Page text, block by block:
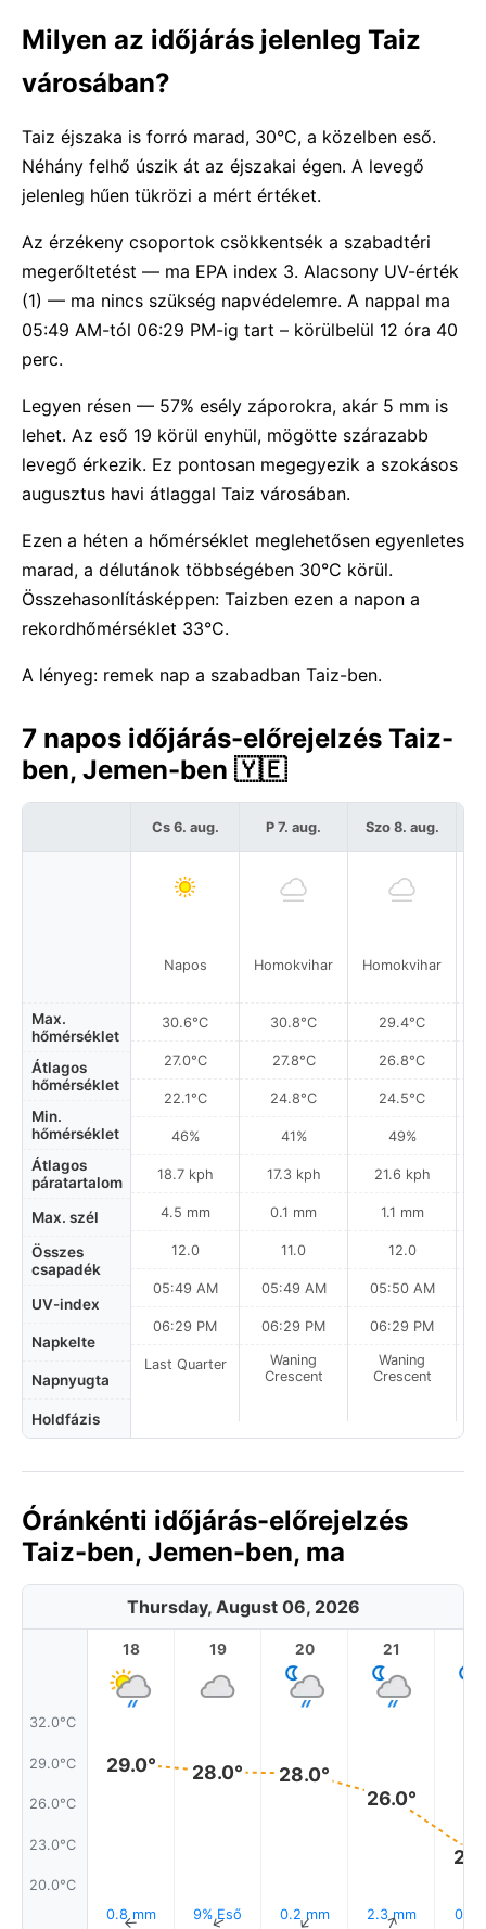
Milyen az időjárás jelenleg Taiz
városában?
Taiz éjszaka is forró marad, 30°C, a közelben eső.
Néhány felhő úszik át az éjszakai égen. A levegő
jelenleg hűen tükrözi a mért értéket.
Az érzékeny csoportok csökkentsék a szabadtéri
megerőltetést — ma EPA index 3. Alacsony UV-érték
(1) — ma nincs szükség napvédelemre. A nappal ma
05:49 AM-tól 06:29 PM-ig tart – körülbelül 12 óra 40
perc.
Legyen résen — 57% esély záporokra, akár 5 mm is
lehet. Az eső 19 körül enyhül, mögötte szárazabb
levegő érkezik. Ez pontosan megegyezik a szokásos
augusztus havi átlaggal Taiz városában.
Ezen a héten a hőmérséklet meglehetősen egyenletes
marad, a délutánok többségében 30°C körül.
Összehasonlításképpen: Taizben ezen a napon a
rekordhőmérséklet 33°C.
A lényeg: remek nap a szabadban Taiz-ben.
7 napos időjárás-előrejelzés Taiz-
ben, Jemen-ben 🇾🇪
Max.
hőmérséklet
Átlagos
hőmérséklet
Min.
hőmérséklet
Átlagos
páratartalom
Max. szél
Összes
csapadék
UV-index
Napkelte
Napnyugta
Holdfázis
Cs 6. aug.
Napos
30.6°C
27.0°C
22.1°C
46%
18.7 kph
4.5 mm
12.0
05:49 AM
06:29 PM
Last Quarter
P 7. aug.
Homokvihar
30.8°C
27.8°C
24.8°C
41%
17.3 kph
0.1 mm
11.0
05:49 AM
06:29 PM
Waning
Crescent
Szo 8. aug.
Homokvihar
29.4°C
26.8°C
24.5°C
49%
21.6 kph
1.1 mm
12.0
05:50 AM
06:29 PM
Waning
Crescent
Óránkénti időjárás-előrejelzés
Taiz-ben, Jemen-ben, ma
Thursday, August 06, 2026
32.0°C
29.0°C
26.0°C
23.0°C
20.0°C
18
29.0°
0.8 mm
↑
19
28.0°
9% Eső
↑
20
28.0°
0.2 mm
↑
21
26.0°
2.3 mm
↑ 0.1